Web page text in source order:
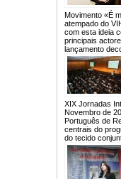
Movimento «É
atempado do
com esta ideia
principais
lançamento
XIX Jornadas
Novembro de
Português de
centrais do
do tecido